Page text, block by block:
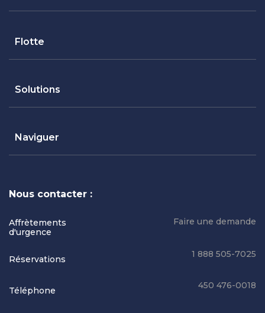
Flotte
Solutions
Naviguer
Nous contacter :
Affrètements
d'urgence
Faire une demande
Réservations
1 888 505-7025
Téléphone
450 476-0018